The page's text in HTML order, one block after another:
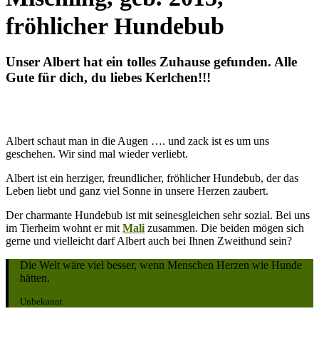
fröhlicher Hundebub
Unser Albert hat ein tolles Zuhause gefunden. Alle
Gute für dich, du liebes Kerlchen!!!
Albert schaut man in die Augen …. und zack ist es um uns
geschehen. Wir sind mal wieder verliebt.
Albert ist ein herziger, freundlicher, fröhlicher Hundebub, der das
Leben liebt und ganz viel Sonne in unsere Herzen zaubert.
Der charmante Hundebub ist mit seinesgleichen sehr sozial. Bei uns
im Tierheim wohnt er mit Mali zusammen. Die beiden mögen sich
gerne und vielleicht darf Albert auch bei Ihnen Zweithund sein?
Die Welt wäre viel besser, wenn Menschen Herzen wie Hunde
hätten.
Unbekannt